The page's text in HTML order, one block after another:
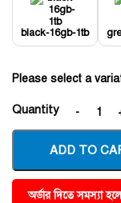
black-16gb-1tb
Please select a
Quantity
ADD TO
অর্ডার দিতে সমস্যা